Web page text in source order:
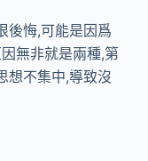
後悔,可能是因爲
無非就是兩種,第
想不集中,導致沒